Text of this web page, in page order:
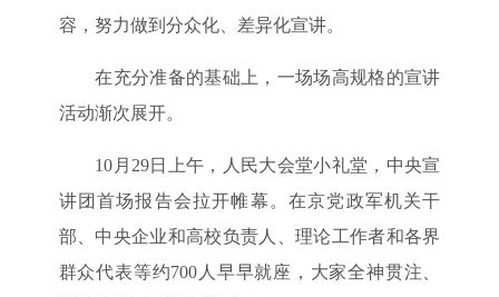
容，努力做到分众化、差异化宣讲。
在充分准备的基础上，一场场高规格的宣讲
活动渐次展开。
10月29日上午，人民大会堂小礼堂，中央宣
讲团首场报告会拉开帷幕。在京党政军机关干
部、中央企业和高校负责人、理论工作者和各界
群众代表等约700人早早就座，大家全神贯注、